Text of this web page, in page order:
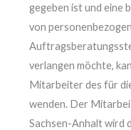
gegeben ist und eine
von
verlangen möchte,
Mitarbeiter des für
wenden. Der
Sachsen-Anhalt wird